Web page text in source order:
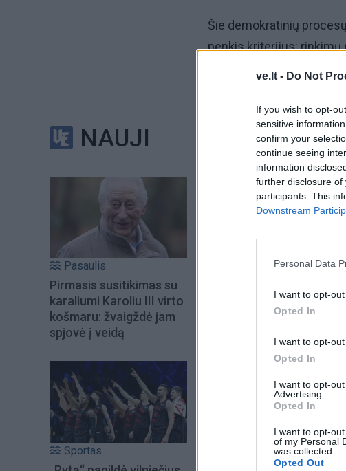
ve.lt - Do Not
If you wish to opt-
sensitive
confirm your
continue seeing
information
further disclosure of
participants. This
Downstream
Personal Data
I want to opt-
Opted In
I want to opt-
Opted In
I want to opt-
Advertising.
Opted In
I want to opt-
of my Personal
was collected.
Opted Out
NAUJI
Pasaulis
Pirmasis susitikimas su
karaliumi Karoliu III virto
košmaru: žvaigždė jam
spjovė į veidą
Sportas
Šie demokratinių
penkis kriterijus: rinkimų
Bendras Lietuvos
Pasaulio demokratijos
kad Rytų Europos
5 vietoje.
Šiuo metu